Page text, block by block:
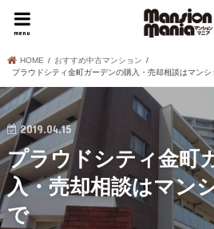
menu
HOME
おすすめ中古マンション
プラウドシティ金町ガーデンの購入・売却相談はマン
2019.04.15
プラウドシティ金町
入・売却相談はマン
で